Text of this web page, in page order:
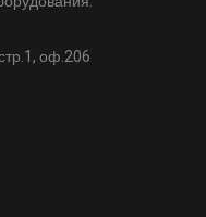
оф.206